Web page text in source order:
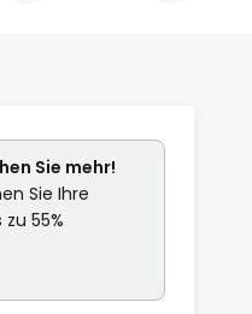
Sie mehr!
Sie Ihre
55%